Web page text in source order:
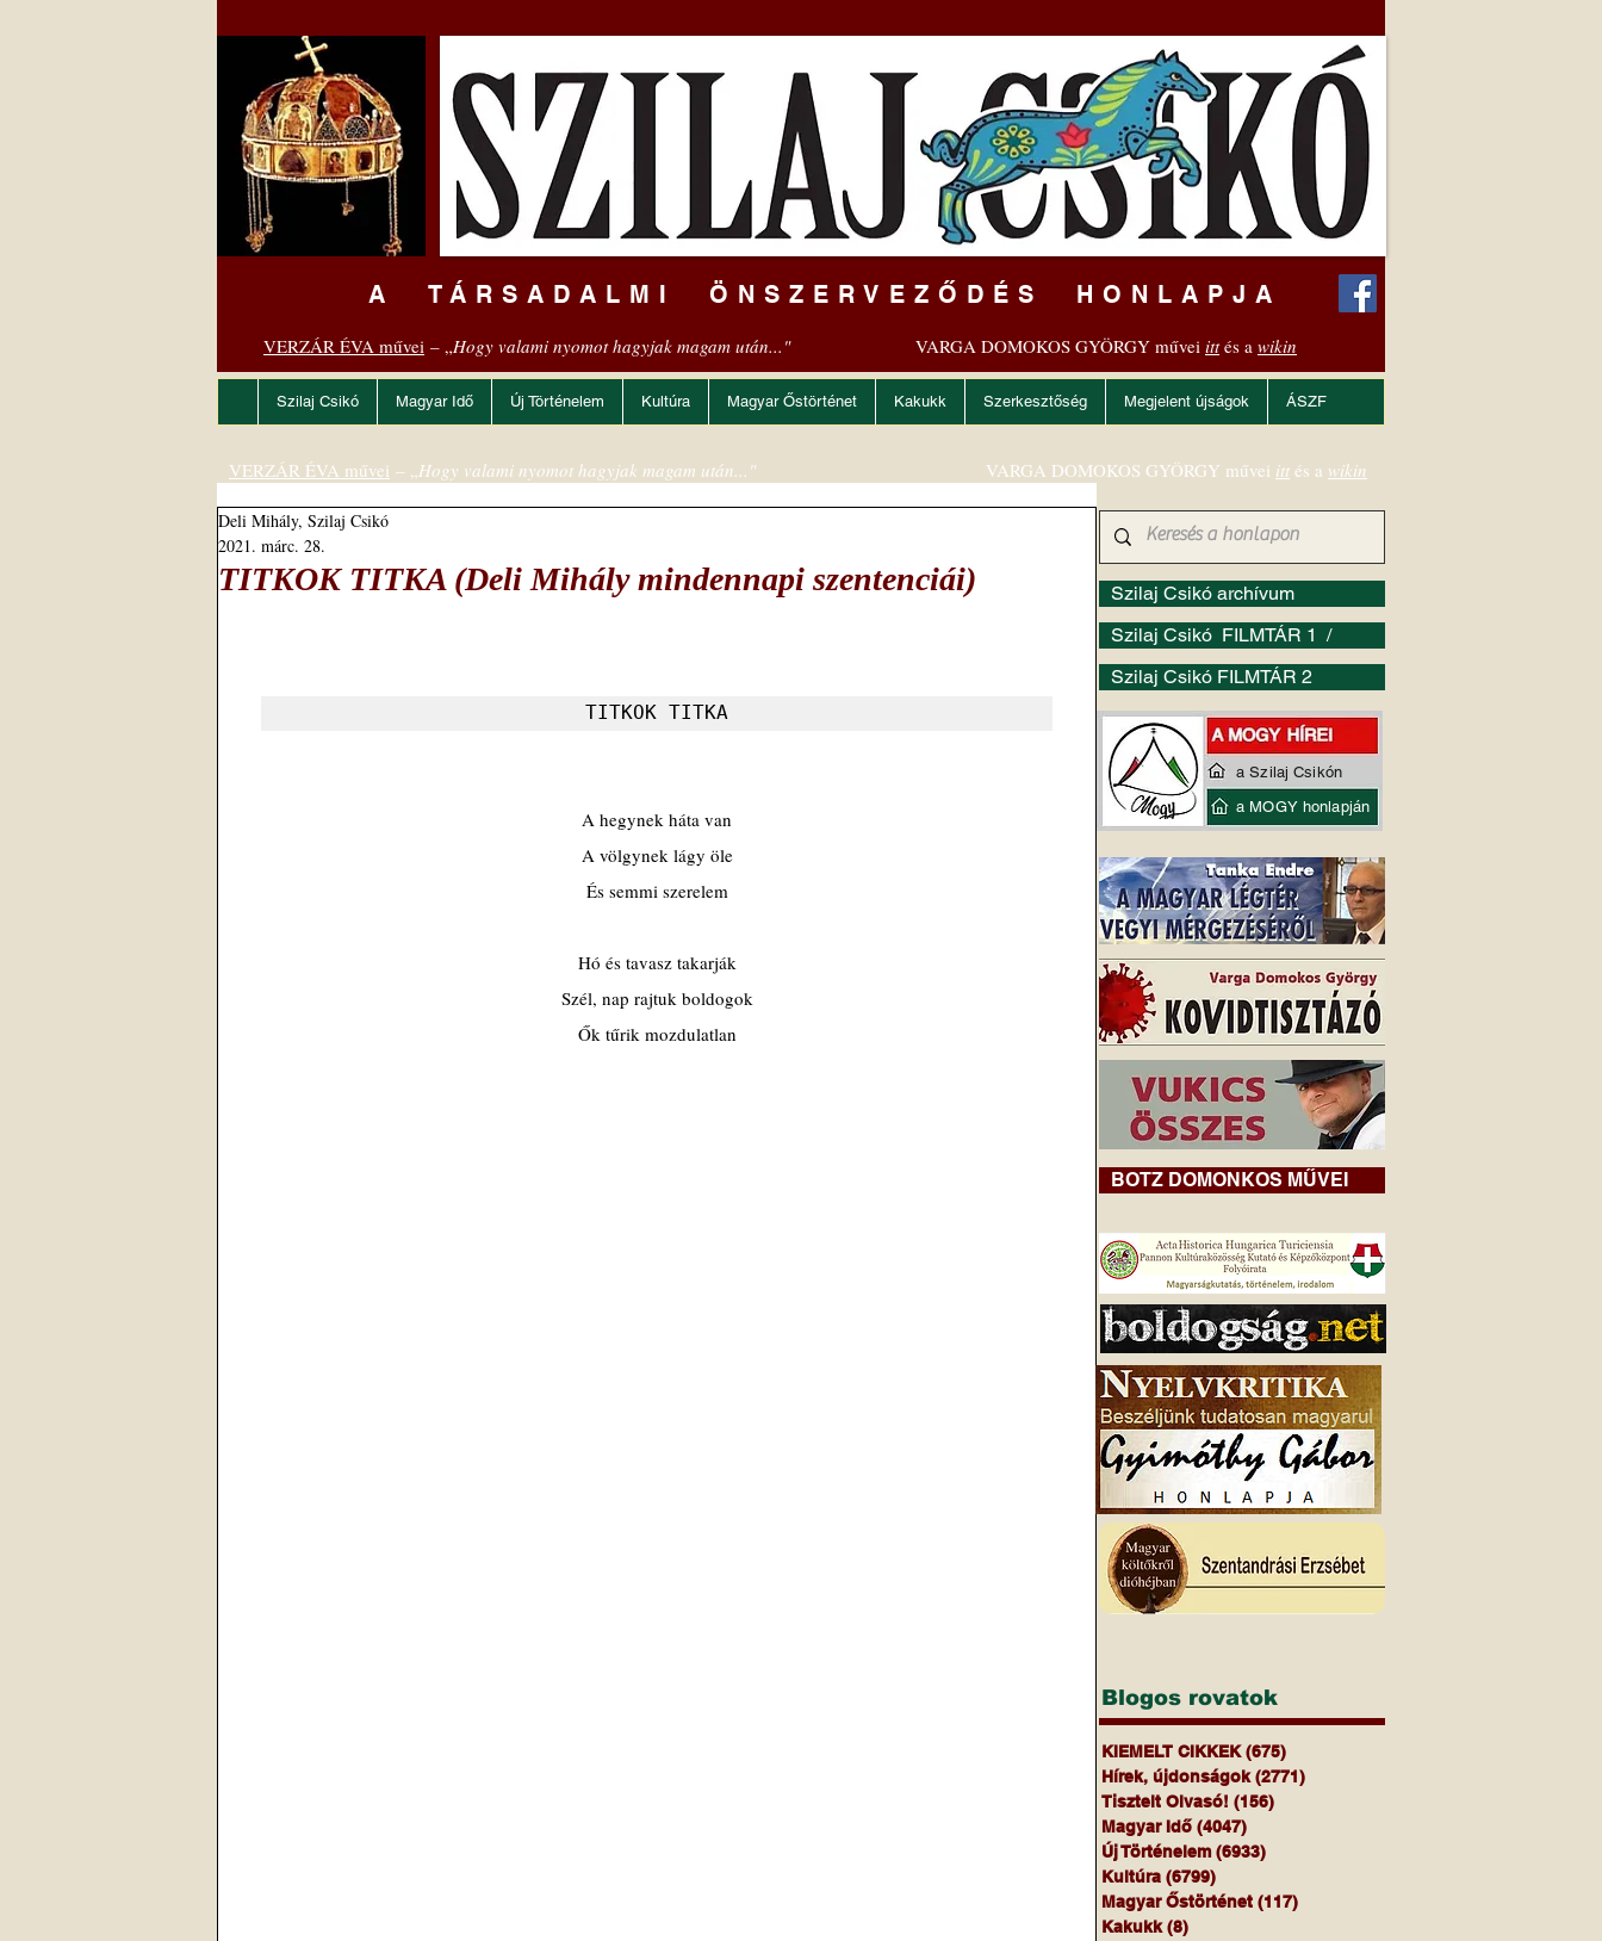
A TÁRSADALMI ÖNSZERVEZŐDÉS HONLAPJA
VERZÁR ÉVA művei – „Hogy valami nyomot hagyjak magam után..." VARGA DOMOKOS GYÖRGY művei ittés a wikin
Szilaj Csikó Magyar Idő Új Történelem Kultúra Magyar Őstörténet Kakukk Szerkesztőség Megjelent újságok ÁSZF
TITKOK TITKA (Deli Mihály mindennapi szentenciái)
Deli Mihály, Szilaj Csikó
2021. márc. 28.
TITKOK TITKA
A hegynek háta van
A völgynek lágy öle
És semmi szerelem
Hó és tavasz takarják
Szél, nap rajtuk boldogok
Ők tűrik mozdulatlan
Szilaj Csikó archívum
Szilaj Csikó FILMTÁR 1 /
Szilaj Csikó FILMTÁR 2
VERZÁR ÉVA művei – „Hogy valami nyomot hagyjak magam után..." VARGA DOMOKOS GYÖRGY művei itt és a wikin
BOTZ DOMONKOS MŰVEI
Blogos rovatok
KIEMELT CIKKEK (675)
Hírek, újdonságok (2771)
Tisztelt Olvasó! (156)
Magyar Idő (4047)
Új Történelem (6933)
Kultúra (6799)
Magyar Őstörténet (117)
Kakukk (8)
a Szilaj Csikón
a MOGY honlapján